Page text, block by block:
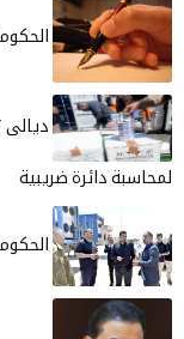
ديالى
لمحاسبة دائرة ضريبية